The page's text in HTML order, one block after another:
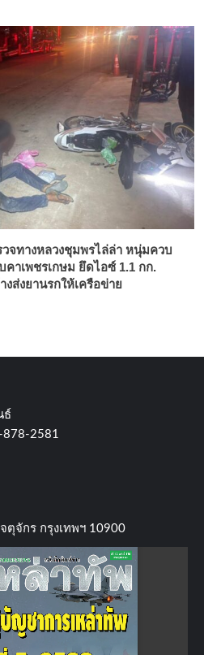
จทางหลวงชุมพรไล่ล่า หนุ่มควบ
คาเพชรเกษม ยึดไอซ์ 1.1 กก.
งส่งยานรกให้เครือข่าย
ธ์
878-2581
จักร​ กรุงเทพฯ 10900